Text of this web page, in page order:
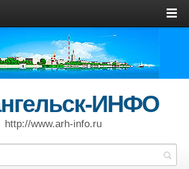
ИНФО
http://www.arh-info.ru